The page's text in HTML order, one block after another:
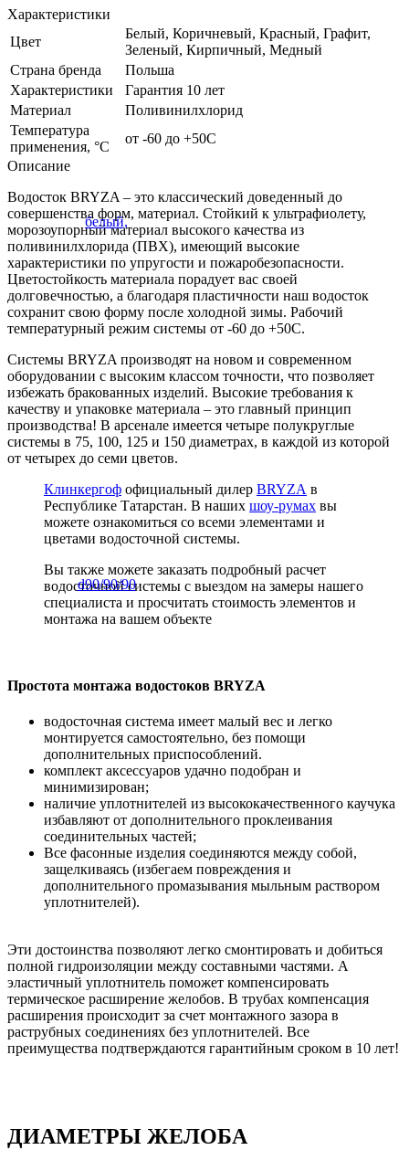
Характеристики
Цвет
Белый, Коричневый, Красный, Графит,
Зеленый, Кирпичный, Медный
Страна бренда
Польша
Характеристики
Гарантия 10 лет
Материал
Поливинилхлорид
Температура
применения, °С
от -60 до +50С
Описание
Водосток BRYZA – это классический доведенный до
совершенства форм, материал. Стойкий к ультрафиолету,
морозоупорный материал высокого качества из
поливинилхлорида (ПВХ), имеющий высокие
характеристики по упругости и пожаробезопасности.
Цветостойкость материала порадует вас своей
долговечностью, а благодаря пластичности наш водосток
сохранит свою форму после холодной зимы. Рабочий
температурный режим системы от -60 до +50С.
Системы BRYZA производят на новом и современном
оборудовании с высоким классом точности, что позволяет
избежать бракованных изделий. Высокие требования к
качеству и упаковке материала – это главный принцип
производства! В арсенале имеется четыре полукруглые
системы в 75, 100, 125 и 150 диаметрах, в каждой из которой
от четырех до семи цветов.
Клинкергоф официальный дилер BRYZA в
Республике Татарстан. В наших шоу-румах вы
можете ознакомиться со всеми элементами и
цветами водосточной системы.
Вы также можете заказать подробный расчет
водосточной системы с выездом на замеры нашего
специалиста и просчитать стоимость элементов и
монтажа на вашем объекте
Простота монтажа водостоков BRYZA
водосточная система имеет малый вес и легко
монтируется самостоятельно, без помощи
дополнительных приспособлений.
комплект аксессуаров удачно подобран и
минимизирован;
наличие уплотнителей из высококачественного каучука
избавляют от дополнительного проклеивания
соединительных частей;
Все фасонные изделия соединяются между собой,
защелкиваясь (избегаем повреждения и
дополнительного промазывания мыльным раствором
уплотнителей).
Эти достоинства позволяют легко смонтировать и добиться
полной гидроизоляции между составными частями. А
эластичный уплотнитель поможет компенсировать
термическое расширение желобов. В трубах компенсация
расширения происходит за счет монтажного зазора в
раструбных соединениях без уплотнителей. Все
преимущества подтверждаются гарантийным сроком в 10 лет!
ДИАМЕТРЫ ЖЕЛОБА